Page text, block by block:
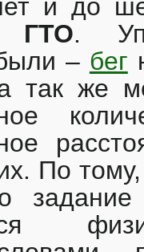
и до
ГТО.
– бег
так же
По
задание